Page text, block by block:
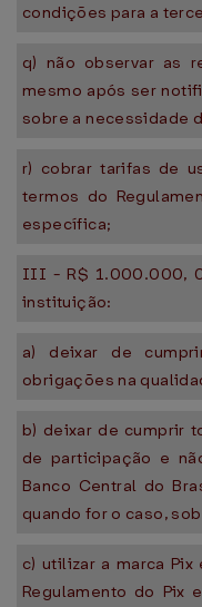
condições para a
q) não observar as
mesmo após ser
sobre a necessidade
r) cobrar tarifas de
termos do
específica;
III - R$ 1.000.000,
instituição:
a) deixar de
obrigações na
b) deixar de cumprir
de participação e
Banco Central do
quando for o caso,
c) utilizar a marca
Regulamento do Pix